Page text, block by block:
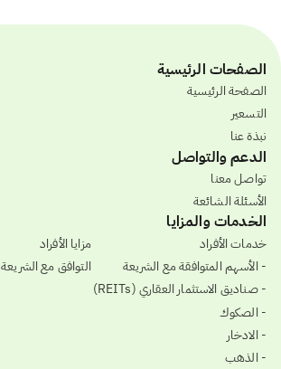
الصفحات الرئيسية
الصفحة الرئيسية
التسعير
نبذة عنا
الدعم والتواصل
تواصل معنا
الأسئلة الشائعة
الخدمات والمزايا
خدمات الأفراد
- الأسهم المتوافقة مع الشريعة
- صناديق الاستثمار العقاري (REITs)
- الصكوك
- الادخار
- الذهب
مزايا الأفراد
التوافق مع الشريعة